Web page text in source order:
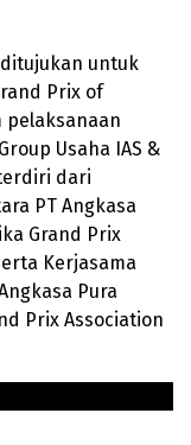
ditujukan untuk
Prix of
pelaksanaan
Usaha IAS &
dari
PT Angkasa
Grand Prix
Kerjasama
Pura
Prix Association